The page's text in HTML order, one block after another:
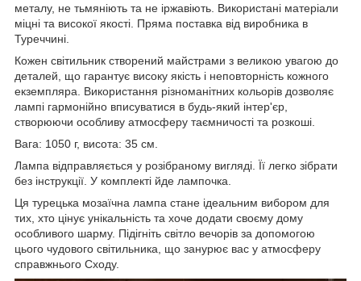
металу, не тьмяніють та не іржавіють. Використані матеріали
міцні та високої якості. Пряма поставка від виробника в
Туреччині.
Кожен світильник створений майстрами з великою увагою до
деталей, що гарантує високу якість і неповторність кожного
екземпляра. Використання різноманітних кольорів дозволяє
лампі гармонійно вписуватися в будь-який інтер'єр,
створюючи особливу атмосферу таємничості та розкоші.
Вага: 1050 г, висота: 35 см.
Лампа відправляється у розібраному вигляді. Її легко зібрати
без інструкції. У комплекті йде лампочка.
Ця турецька мозаїчна лампа стане ідеальним вибором для
тих, хто цінує унікальність та хоче додати своєму дому
особливого шарму. Підігніть світло вечорів за допомогою
цього чудового світильника, що занурює вас у атмосферу
справжнього Сходу.